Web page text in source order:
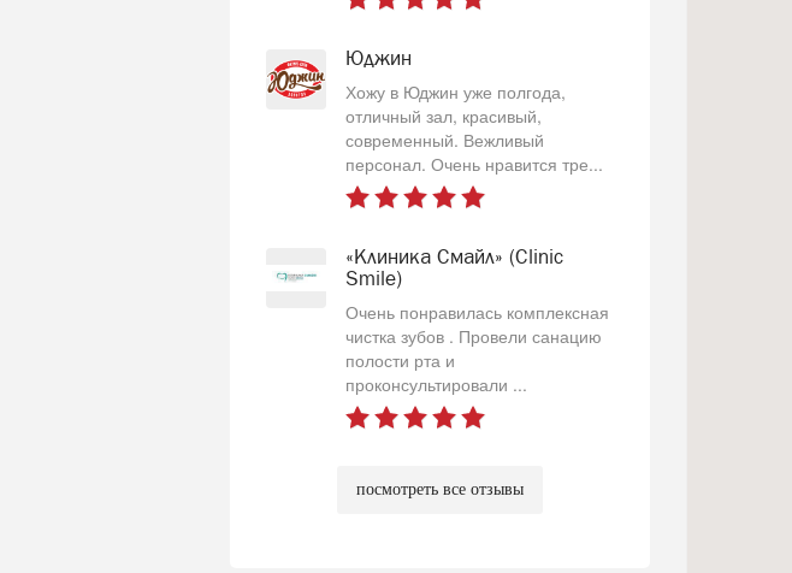
Юджин
Хожу в Юджин уже полгода,
отличный зал, красивый,
современный. Вежливый
персонал. Очень нравится тре...
«Клиника Смайл» (Clinic
Smile)
Очень понравилась комплексная
чистка зубов . Провели санацию
полости рта и
проконсультировали ...
посмотреть все отзывы